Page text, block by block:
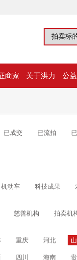
商家 关于洪力 公
已成交 已流拍
机动车 科技成果
慈善机构 拍卖机
重庆 河北
四川 海南